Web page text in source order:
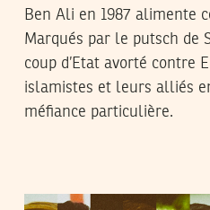
Ben Ali en 1987 alimente
Marqués par le putsch de
coup d’Etat avorté contre
islamistes et leurs alliés
méfiance particulière.